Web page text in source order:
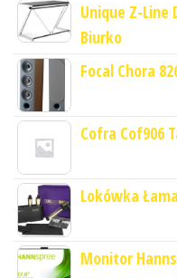
Unique Z-Line
Biurko
Focal Chora
Cofra Cof906
Lokówka
Monitor